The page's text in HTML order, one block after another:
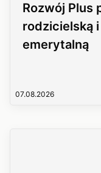
Rozwój Plus
rodzicielską i
emerytalną
07.08.2026